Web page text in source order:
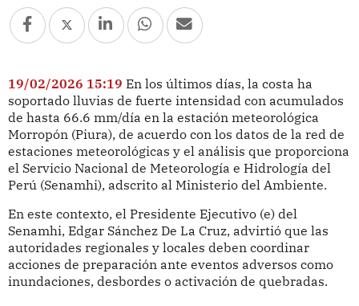
19/02/2026 15:19 En los últimos días, la costa ha
soportado lluvias de fuerte intensidad con acumulados
de hasta 66.6 mm/día en la estación meteorológica
Morropón (Piura), de acuerdo con los datos de la red de
estaciones meteorológicas y el análisis que proporciona
el Servicio Nacional de Meteorología e Hidrología del
Perú (Senamhi), adscrito al Ministerio del Ambiente.
En este contexto, el Presidente Ejecutivo (e) del
Senamhi, Edgar Sánchez De La Cruz, advirtió que las
autoridades regionales y locales deben coordinar
acciones de preparación ante eventos adversos como
inundaciones, desbordes o activación de quebradas.